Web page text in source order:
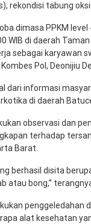
rekondisi tabung
dimasa PPKM
WIB di daerah
sebagai karyawan
Pol, Deonijiu
dari informasi
di daerah
observasi dan
terhadap
Barat.
berhasil disita
atau bong,”
penggeledahan
alat kesehatan